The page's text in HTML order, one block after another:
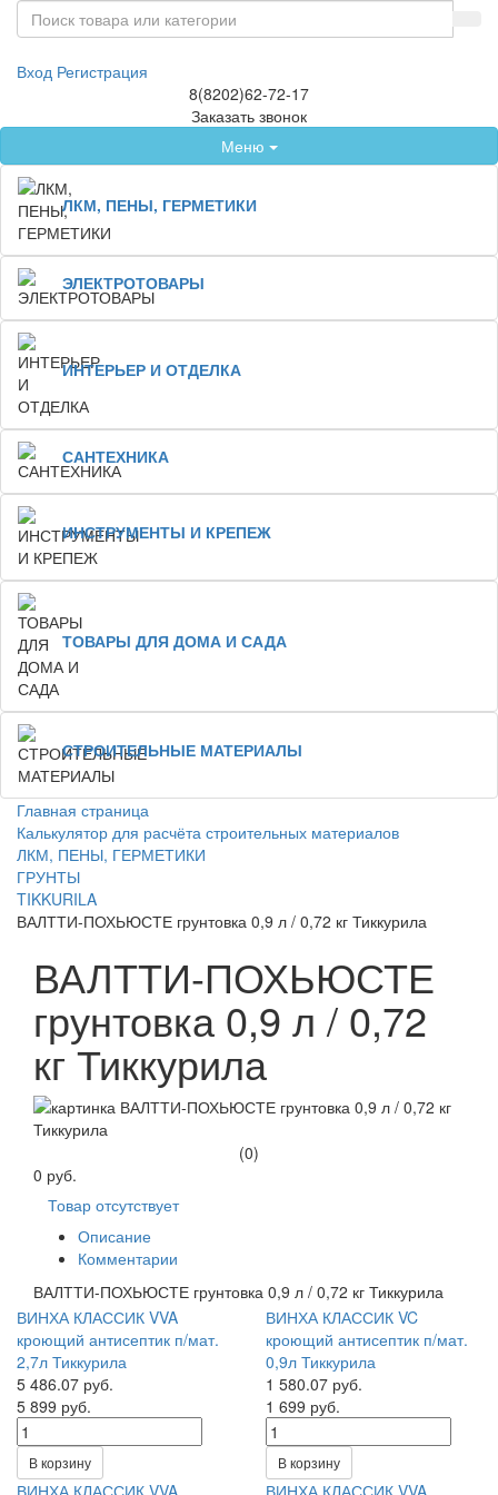
Вход Регистрация
8(8202)62-72-17
Заказать звонок
Меню
ЛКМ, ПЕНЫ, ГЕРМЕТИКИ
ЭЛЕКТРОТОВАРЫ
ИНТЕРЬЕР И ОТДЕЛКА
САНТЕХНИКА
ИНСТРУМЕНТЫ И КРЕПЕЖ
ТОВАРЫ ДЛЯ ДОМА И САДА
СТРОИТЕЛЬНЫЕ МАТЕРИАЛЫ
Главная страница
Калькулятор для расчёта строительных материалов
ЛКМ, ПЕНЫ, ГЕРМЕТИКИ
ГРУНТЫ
TIKKURILA
ВАЛТТИ-ПОХЬЮСТЕ грунтовка 0,9 л / 0,72 кг Тиккурила
ВАЛТТИ-ПОХЬЮСТЕ
грунтовка 0,9 л / 0,72
кг Тиккурила
(0)
0 руб.
Товар отсутствует
Описание
Комментарии
ВАЛТТИ-ПОХЬЮСТЕ грунтовка 0,9 л / 0,72 кг Тиккурила
ВИНХА КЛАССИК VVA
кроющий антисептик п/мат.
2,7л Тиккурила
5 486.07 руб.
5 899 руб.
В корзину
ВИНХА КЛАССИК VC
кроющий антисептик п/мат.
0,9л Тиккурила
1 580.07 руб.
1 699 руб.
В корзину
ВИНХА КЛАССИК VVA ВИНХА КЛАССИК VVA